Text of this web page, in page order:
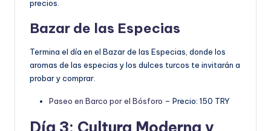
precios.
Bazar de las Especias
Termina el día en el Bazar de las Especias, donde los
aromas de las especias y los dulces turcos te invitarán a
probar y comprar.
Paseo en Barco por el Bósforo – Precio: 150 TRY